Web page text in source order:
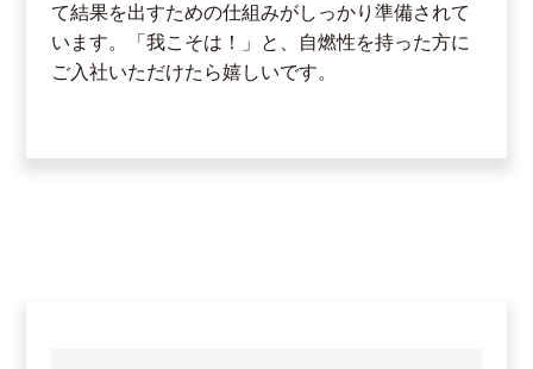
て結果を出すための仕組みがしっかり準備されて
います。「我こそは！」と、自燃性を持った方に
ご入社いただけたら嬉しいです。